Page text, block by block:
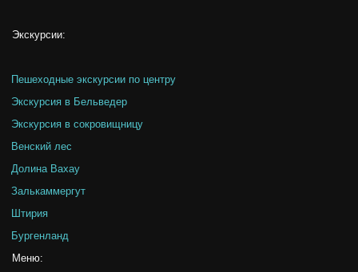
Экскурсии:
Пешеходные экскурсии по центру
Экскурсия в Бельведер
Экскурсия в сокровищницу
Венский лес
Долина Вахау
Залькаммергут
Штирия
Бургенланд
Меню: